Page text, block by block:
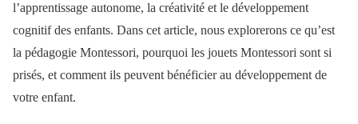
l’apprentissage autonome, la créativité et le développement
cognitif des enfants. Dans cet article, nous explorerons ce qu’est
la pédagogie Montessori, pourquoi les jouets Montessori sont si
prisés, et comment ils peuvent bénéficier au développement de
votre enfant.